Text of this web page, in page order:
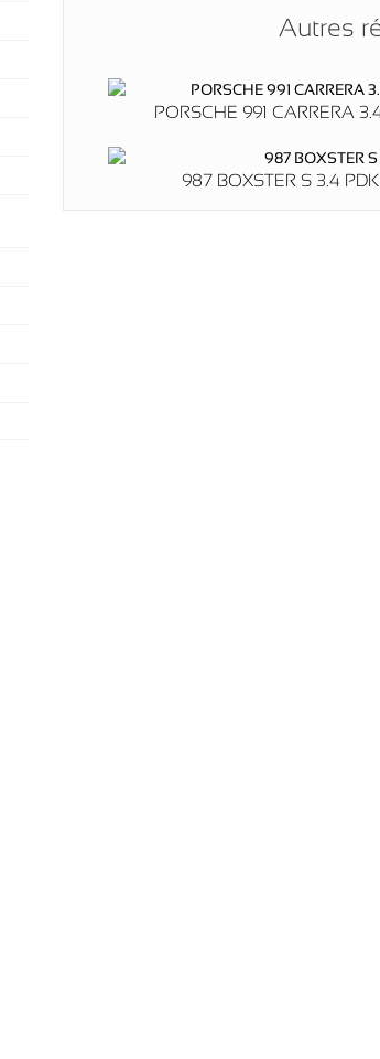
Autres
PORSCHE 991 CARRERA
987 BOXSTER S 3.4